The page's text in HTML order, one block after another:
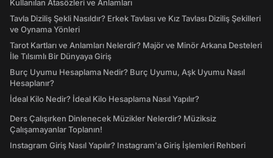
Kullanılan Atasözleri ve Anlamları
Tavla Diziliş Şekli Nasıldır? Erkek Tavlası ve Kız Tavlası Diziliş Şekilleri
ve Oynama Yönleri
Tarot Kartları ve Anlamları Nelerdir? Majör ve Minör Arkana Desteleri
İle Tılsımlı Bir Dünyaya Giriş
Burç Uyumu Hesaplama Nedir? Burç Uyumu, Aşk Uyumu Nasıl
Hesaplanır?
İdeal Kilo Nedir? İdeal Kilo Hesaplama Nasıl Yapılır?
Ders Çalışırken Dinlenecek Müzikler Nelerdir? Müziksiz
Çalışamayanlar Toplanın!
Instagram Giriş Nasıl Yapılır? Instagram'a Giriş İşlemleri Rehberi